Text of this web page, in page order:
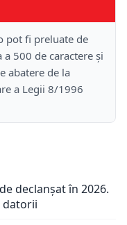
pot fi preluate de
500 de caractere și
abatere de la
a Legii 8/1996
declanșat în 2026.
datorii